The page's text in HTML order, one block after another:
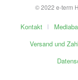
© 2022 e-term
Kontakt
Versand und